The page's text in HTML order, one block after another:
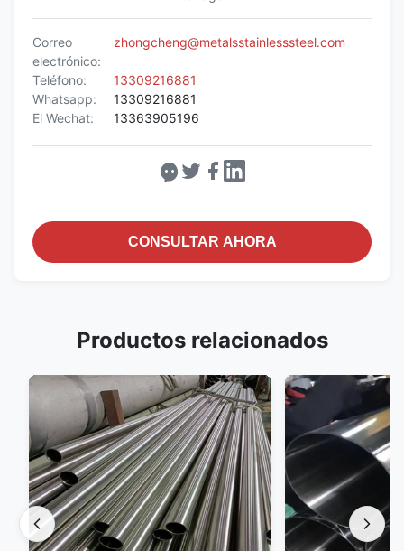
Correo
electrónico:
zhongcheng@metalsstainlesssteel.com
Teléfono:
13309216881
Whatsapp:
13309216881
El Wechat:
13363905196
CONSULTAR AHORA
Productos relacionados